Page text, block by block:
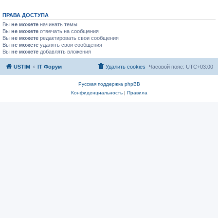
ПРАВА ДОСТУПА
Вы не можете начинать темы
Вы не можете отвечать на сообщения
Вы не можете редактировать свои сообщения
Вы не можете удалять свои сообщения
Вы не можете добавлять вложения
USTIM IT Форум Часовой пояс: UTC+03:00
Удалить cookies
Русская поддержка phpBB
Конфиденциальность| Правила